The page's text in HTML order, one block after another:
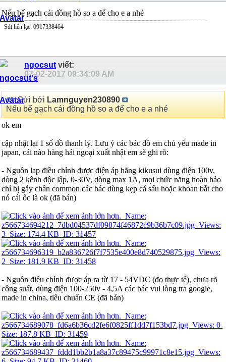
Nếu bể gạch cái đồng hồ so a để cho e a nhé
Sđt liên lạc: 0917338464
ngocsut viết:
07-02-2017 09:34:09 AM
Gửi bởi Lamnguyen230890
Nếu bể gạch cái đồng hồ so a để cho e a nhé
ok em
cập nhật lại 1 số đồ thanh lý. Lưu ý các bác đồ em chủ yếu made in
japan, cái nào hàng hải ngoại xuất nhật em sẽ ghi rõ:
- Nguồn lap điều chỉnh được điện áp hãng kikusui dùng điện 100v,
dòng 2 kênh độc lập, 0-30V, dòng max 1A, mọi chức năng hoàn hảo
chỉ bị gẫy chân common các bác dùng kẹp cá sấu hoặc khoan bắt cho
nó cái ốc là ok (đã bán)
- Nguồn điều chỉnh được áp ra từ 17 - 54VDC (đo thực tế), chưa rõ
công suất, dùng điện 100-250v - 4,5A các bác vui lòng tra google,
made in china, tiêu chuẩn CE (đã bán)